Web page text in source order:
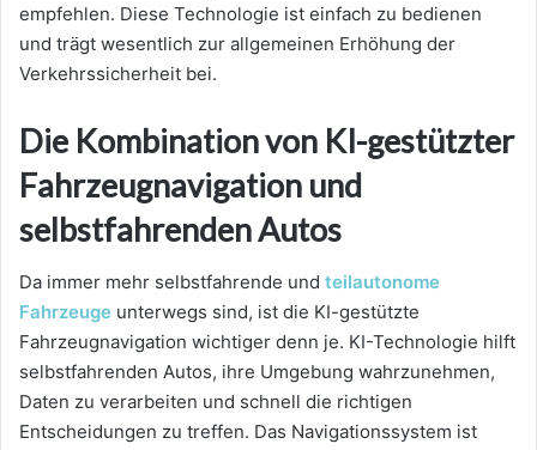
empfehlen. Diese Technologie ist einfach zu bedienen
und trägt wesentlich zur allgemeinen Erhöhung der
Verkehrssicherheit bei.
Die Kombination von KI-gestützter
Fahrzeugnavigation und
selbstfahrenden Autos
Da immer mehr selbstfahrende und teilautonome
Fahrzeuge unterwegs sind, ist die KI-gestützte
Fahrzeugnavigation wichtiger denn je. KI-Technologie hilft
selbstfahrenden Autos, ihre Umgebung wahrzunehmen,
Daten zu verarbeiten und schnell die richtigen
Entscheidungen zu treffen. Das Navigationssystem ist